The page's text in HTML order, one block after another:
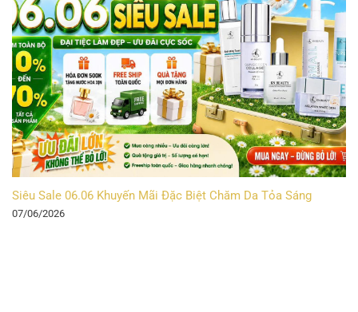
Siêu Sale 06.06 Khuyến Mãi Đặc Biệt Chăm Da Tỏa Sáng
07/06/2026